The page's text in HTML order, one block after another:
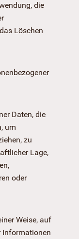
die
Löschen
Daten, die
um
zu
Lage,
oder
Weise, auf
Informationen